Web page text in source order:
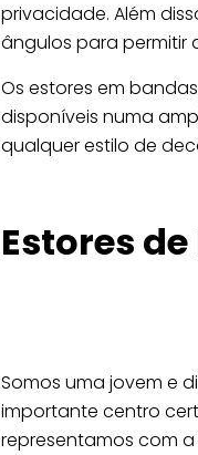
privacidade. Além
ângulos para permitir
Os estores em
disponíveis numa
qualquer estilo de
Estores
Somos uma jovem e
importante centro
representamos com